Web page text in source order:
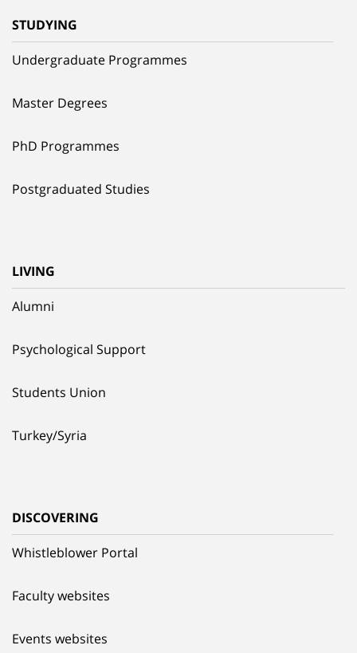
STUDYING
Undergraduate Programmes
Master Degrees
PhD Programmes
Postgraduated Studies
LIVING
Alumni
Psychological Support
Students Union
Turkey/Syria
DISCOVERING
Whistleblower Portal
Faculty websites
Events websites